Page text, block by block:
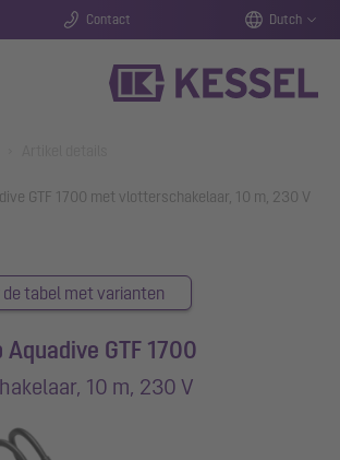
Contact Dutch
GTF 1700 met vlotterschakelaar, 10 m, 230 V
de tabel met varianten
GTF 1700
10 m, 230 V